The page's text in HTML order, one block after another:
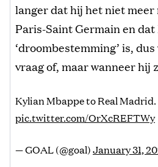
langer dat hij het niet
Paris-Saint Germain en
‘droombestemming’ is,
vraag of, maar wanneer hij
Kylian Mbappe to Real Madrid.
pic.twitter.com/OrXcREFTWy
— GOAL (@goal)January 31,